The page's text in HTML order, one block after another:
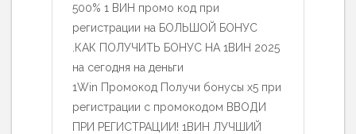
500% 1 ВИН промо код при
регистрации на БОЛЬШОЙ БОНУС
.КАК ПОЛУЧИТЬ БОНУС НА 1ВИН 2025
на сегодня на деньги
1Win Промокод Получи бонусы x5 при
регистрации с промокодом ВВОДИ
ПРИ РЕГИСТРАЦИИ! 1ВИН ЛУЧШИЙ